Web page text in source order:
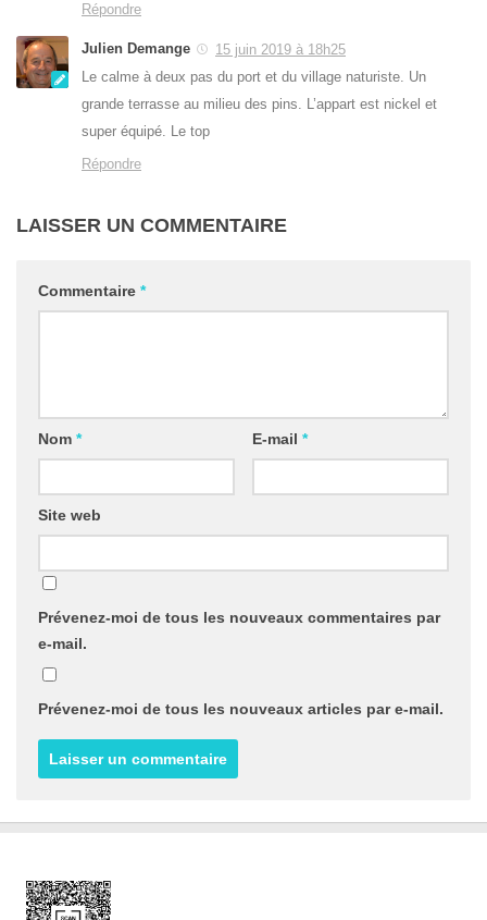
Répondre
Julien Demange
15 juin 2019 à 18h25
Le calme à deux pas du port et du village naturiste. Un
grande terrasse au milieu des pins. L’appart est nickel et
super équipé. Le top
Répondre
LAISSER UN COMMENTAIRE
Commentaire *
Nom * E-mail *
Site web
Prévenez-moi de tous les nouveaux commentaires par
e-mail.
Prévenez-moi de tous les nouveaux articles par e-mail.